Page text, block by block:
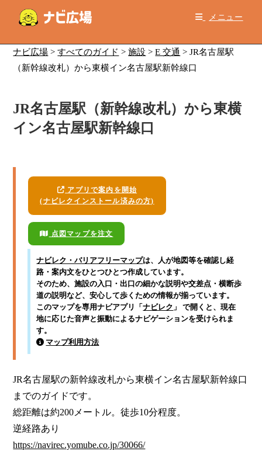
メニュー
ナビ広場 >すべてのガイド >施設 >E 交通 >JR名古屋駅
（新幹線改札）から東横イン名古屋駅新幹線口
JR名古屋駅（新幹線改札）から東横
イン名古屋駅新幹線口
アプリで案内を開始
(ナビレクインストール済みの方)
点図マップを注文
ナビレク・バリアフリーマップは、人が地図等を確認し経
路・案内文をひとつひとつ作成しています。
そのため、施設の入口・出口の細かな説明や交差点・横断歩
道の説明など、安心して歩くための情報が揃っています。
このマップを専用ナビアプリ「ナビレク 」 で開くと、現在
地に応じた音声と振動によるナビゲーションを受けられま
す。
マップ利用方法
JR名古屋駅の新幹線改札から東横イン名古屋駅新幹線口
までのガイドです。
総距離は約200メートル。徒歩10分程度。
https://navirec.yomube.co.jp/30066/